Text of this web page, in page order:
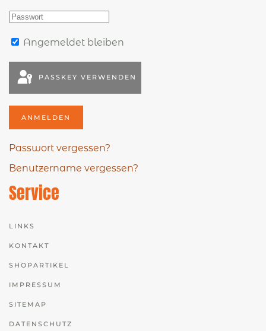
Angemeldet bleiben
PASSKEY VERWENDEN
ANMELDEN
Passwort vergessen?
Benutzername vergessen?
Service
LINKS
KONTAKT
SHOPARTIKEL
IMPRESSUM
SITEMAP
DATENSCHUTZ